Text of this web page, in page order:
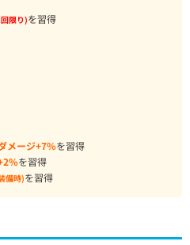
限り)を習得
メージ+7%を習得
を習得
備時)を習得